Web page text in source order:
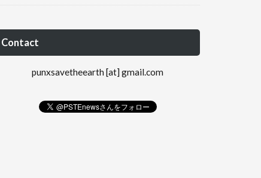
Contact
punxsavetheearth [at] gmail.com